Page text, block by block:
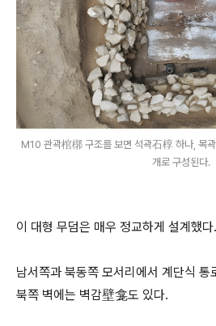
M10 관곽棺槨 구조를 보면 석곽石椁 하나, 목
개로 구성된다.
이 대형 무덤은 매우 정교하게 설계했다.
남서쪽과 북동쪽 모서리에서 계단식 통
북쪽 벽에는 벽감壁龛도 있다.